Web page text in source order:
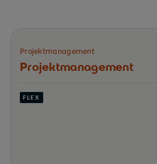
Projektmanagement
Projekt­management
FLEX